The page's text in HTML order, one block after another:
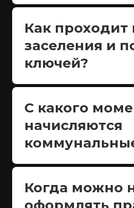
Как проходит
заселения и
ключей?
С какого
начисляются
Когда можно